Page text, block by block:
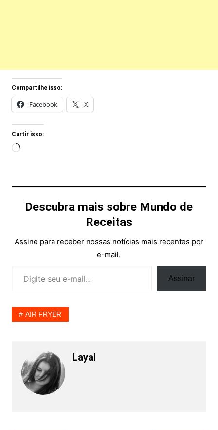
Compartilhe isso:
Facebook X
Curtir isso:
Carregando...
Descubra mais sobre Mundo de
Receitas
Assine para receber nossas notícias mais recentes por
e-mail.
Assinar
AIR FRYER
Layal